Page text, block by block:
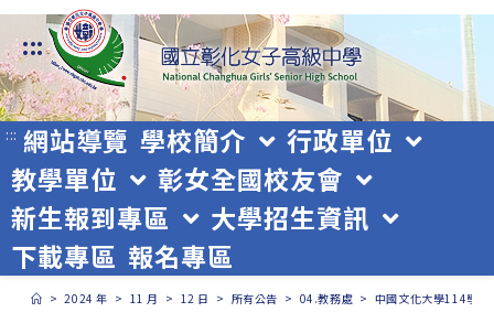
跳
轉
至
主
要
內
容
:::
::: 網站導覽 學校簡介
行政單位
教學單位
彰女全國校友會
新生報到專區
大學招生資訊
下載專區 報名專區
> 2024 年 > 11 月 > 12 日 > 所有公告 > 04.教務處 > 中國文化大學114學年